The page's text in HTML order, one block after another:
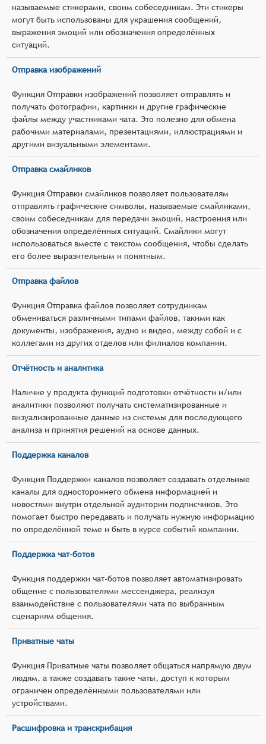
называемые стикерами, своим собеседникам. Эти стикеры
могут быть использованы для украшения сообщений,
выражения эмоций или обозначения определённых
ситуаций.
Отправка изображений
Функция Отправки изображений позволяет отправлять и
получать фотографии, картинки и другие графические
файлы между участниками чата. Это полезно для обмена
рабочими материалами, презентациями, иллюстрациями и
другими визуальными элементами.
Отправка смайликов
Функция Отправки смайликов позволяет пользователям
отправлять графические символы, называемые смайликами,
своим собеседникам для передачи эмоций, настроения или
обозначения определённых ситуаций. Смайлики могут
использоваться вместе с текстом сообщения, чтобы сделать
его более выразительным и понятным.
Отправка файлов
Функция Отправка файлов позволяет сотрудникам
обмениваться различными типами файлов, такими как
документы, изображения, аудио и видео, между собой и с
коллегами из других отделов или филиалов компании.
Отчётность и аналитика
Наличие у продукта функций подготовки отчётности и/или
аналитики позволяют получать систематизированные и
визуализированные данные из системы для последующего
анализа и принятия решений на основе данных.
Поддержка каналов
Функция Поддержки каналов позволяет создавать отдельные
каналы для одностороннего обмена информацией и
новостями внутри отдельной аудитории подписчиков. Это
помогает быстро передавать и получать нужную информацию
по определённой теме и быть в курсе событий компании.
Поддержка чат-ботов
Функция поддержки чат-ботов позволяет автоматизировать
общение с пользователями мессенджера, реализуя
взаимодействие с пользователями чата по выбранным
сценариям общения.
Приватные чаты
Функция Приватные чаты позволяет общаться напрямую двум
людям, а также создавать такие чаты, доступ к которым
ограничен определёнными пользователями или
устройствами.
Расшифровка и транскрибация